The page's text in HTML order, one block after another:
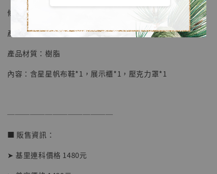
條碼：06979249120043
產品尺寸：高約26cm
產品材質：樹脂
內容：含星星帆布鞋*1，展示櫃*1，壓克力罩*1
──────────────
■ 販售資訊：
➤ 基里連科價格 1480元